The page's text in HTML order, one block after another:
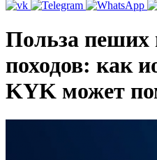
Польза пеших
походов: как
KYK может